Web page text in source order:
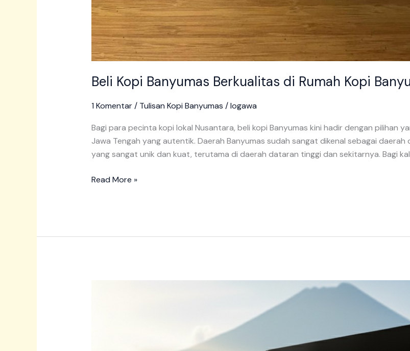
Beli Kopi Banyumas Berkualitas di Rumah Kopi
1 Komentar / Tulisan Kopi Banyumas /logawa
Bagi para pecinta kopi lokal Nusantara, beli kopi Banyumas kini hadir dengan pilihan
Jawa Tengah yang autentik. Daerah Banyumas sudah sangat dikenal sebagai
yang sangat unik dan kuat, terutama di daerah dataran tinggi dan sekitarnya. Bagi
Read More »